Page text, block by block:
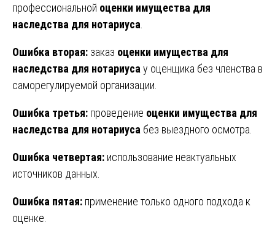
профессиональной оценки имущества для
наследства для нотариуса
Ошибка вторая: заказ оценки имущества для
наследства для нотариуса у оценщика без членства в
саморегулируемой организации.
Ошибка третья: проведение оценки имущества для
наследства для нотариуса без выездного осмотра.
Ошибка четвертая: использование неактуальных
источников данных.
Ошибка пятая: применение только одного подхода к
оценке.